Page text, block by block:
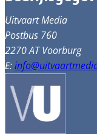
Uitvaart Media
Postbus 760
2270 AT Voorburg
E: